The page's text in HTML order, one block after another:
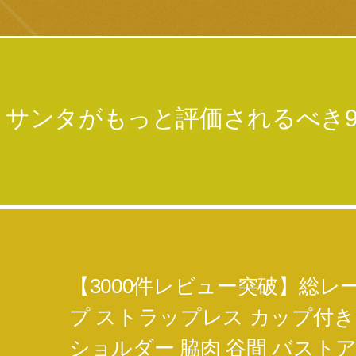
ンタがもっと評価されるべき
【3000件レビュー突破】総レ
プ ストラップレス カップ付
ショルダー 脇肉 谷間 バスト